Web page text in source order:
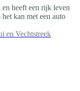
heeft een rijk leven
kan met een auto
en Vechtstreek